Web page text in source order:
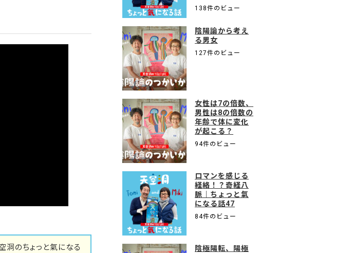
洞のちょっと氣になる
138件のビュー
陰陽論から考え
る男女
127件のビュー
女性は7の倍数、
男性は8の倍数の
年齢で体に変化
が起こる？
94件のビュー
ロマンを感じる
経絡！？奇経八
脈｜ちょっと氣
になる話47
84件のビュー
陰極陽転、陽極